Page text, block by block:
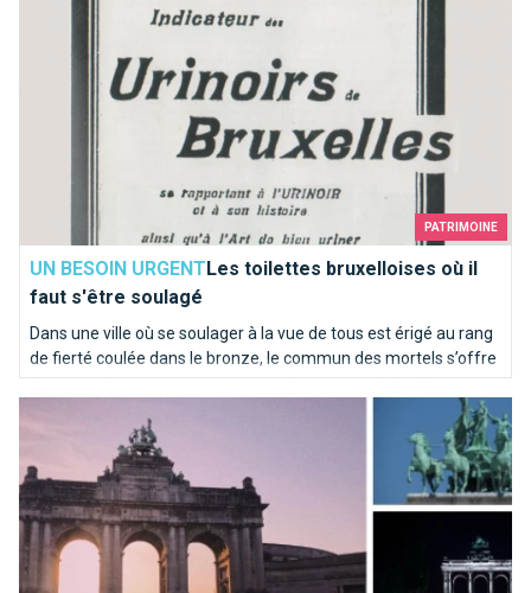
PATRIMOINE
UN BESOIN URGENT Les toilettes bruxelloises où il
faut s'être soulagé
Dans une ville où se soulager à la vue de tous est érigé au rang
de fierté coulée dans le bronze, le commun des mortels s’offre
de temps à autre une pause sanitaire qui sort de l’ordinaire.